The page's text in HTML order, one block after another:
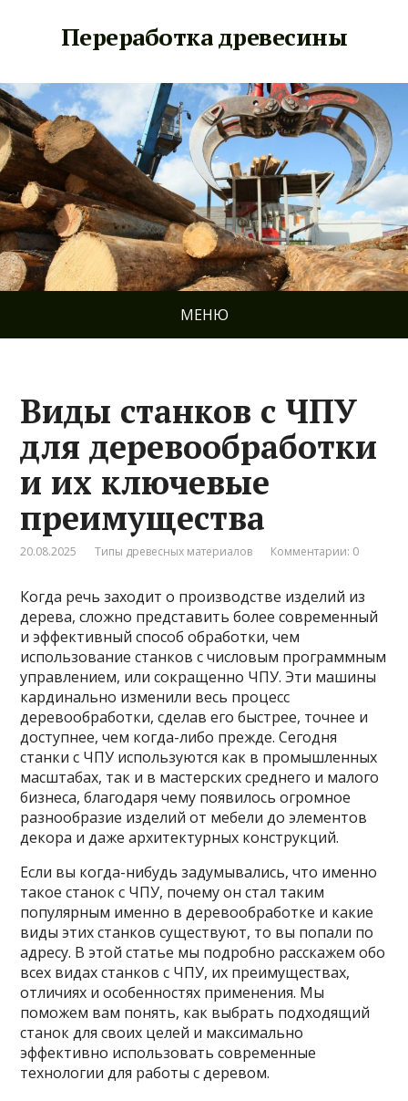
Переработка древесины
МЕНЮ
Виды станков с ЧПУ
для деревообработки
и их ключевые
преимущества
20.08.2025 Типы древесных материалов Комментарии: 0
Когда речь заходит о производстве изделий из
дерева, сложно представить более современный
и эффективный способ обработки, чем
использование станков с числовым программным
управлением, или сокращенно ЧПУ. Эти машины
кардинально изменили весь процесс
деревообработки, сделав его быстрее, точнее и
доступнее, чем когда-либо прежде. Сегодня
станки с ЧПУ используются как в промышленных
масштабах, так и в мастерских среднего и малого
бизнеса, благодаря чему появилось огромное
разнообразие изделий от мебели до элементов
декора и даже архитектурных конструкций.
Если вы когда-нибудь задумывались, что именно
такое станок с ЧПУ, почему он стал таким
популярным именно в деревообработке и какие
виды этих станков существуют, то вы попали по
адресу. В этой статье мы подробно расскажем обо
всех видах станков с ЧПУ, их преимуществах,
отличиях и особенностях применения. Мы
поможем вам понять, как выбрать подходящий
станок для своих целей и максимально
эффективно использовать современные
технологии для работы с деревом.